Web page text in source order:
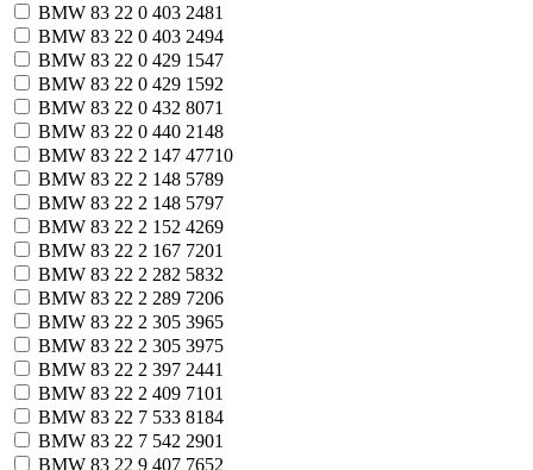
BMW 83 22 0 403 2481
BMW 83 22 0 403 2494
BMW 83 22 0 429 1547
BMW 83 22 0 429 1592
BMW 83 22 0 432 8071
BMW 83 22 0 440 2148
BMW 83 22 2 147 47710
BMW 83 22 2 148 5789
BMW 83 22 2 148 5797
BMW 83 22 2 152 4269
BMW 83 22 2 167 7201
BMW 83 22 2 282 5832
BMW 83 22 2 289 7206
BMW 83 22 2 305 3965
BMW 83 22 2 305 3975
BMW 83 22 2 397 2441
BMW 83 22 2 409 7101
BMW 83 22 7 533 8184
BMW 83 22 7 542 2901
BMW 83 22 9 407 7652